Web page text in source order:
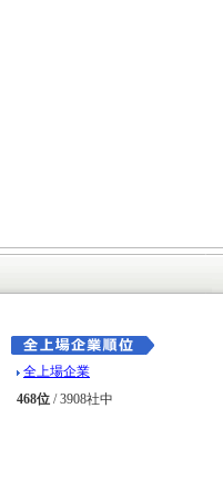
全上場企業
468位 / 3908社中